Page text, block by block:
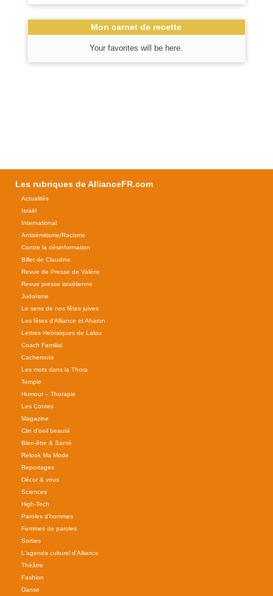
Mon carnet de recette
Your favorites will be here.
Les rubriques de AllianceFR.com
Actualités
Israël
International
Antisémitisme/Racisme
Contre la désinformation
Billet de Claudine
Revue de Presse de Valérie
Revue presse israélienne
Judaïsme
Le sens de nos fêtes juives
Les fêtes d'Alliance et Aharon
Lettres Hebraiques de Lalou
Coach Familial
Cacheroute
Les mots dans la Thora
Temple
Humour – Thorapie
Les Contes
Magazine
Clin d'oeil beauté
Bien-être & Santé
Relook Ma Mode
Reportages
Décor & vous
Sciences
High-Tech
Paroles d'hommes
Femmes de paroles
Sorties
L'agenda culturel d'Alliance
Théâtre
Fashion
Danse